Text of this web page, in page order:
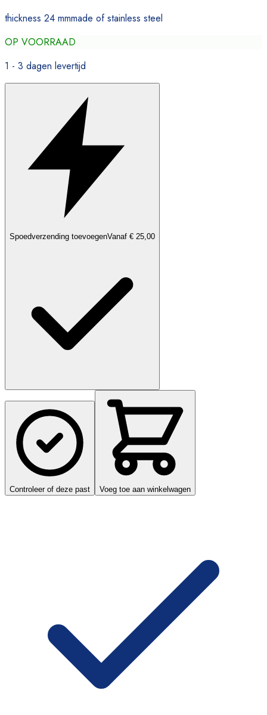
thickness 24 mmmade of stainless steel
OP VOORRAAD
1 - 3 dagen levertijd
Spoedverzending toevoegenVanaf € 25,00
Controleer of deze past Voeg toe aan winkelwagen